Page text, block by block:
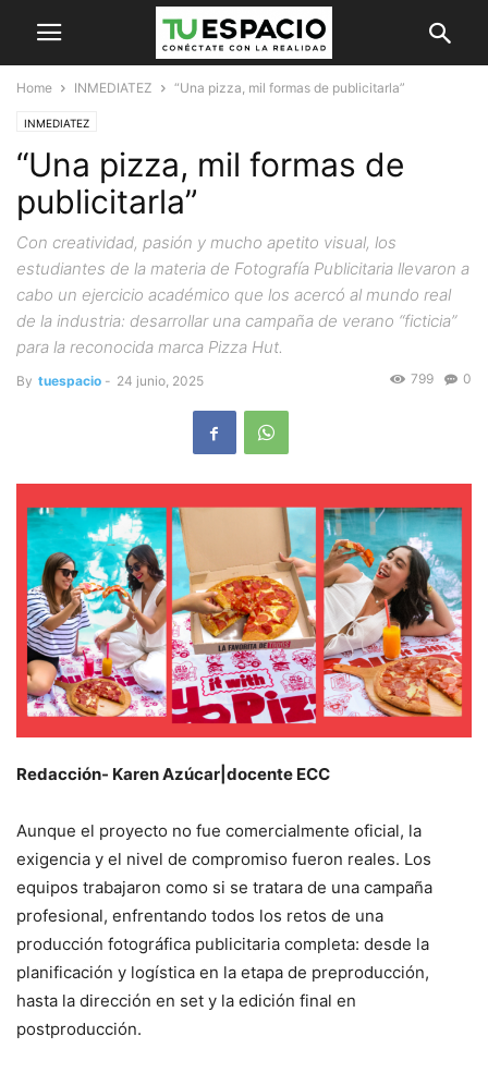
Home INMEDIATEZ “Una pizza, mil formas de publicitarla”
INMEDIATEZ
“Una pizza, mil formas de
publicitarla”
Con creatividad, pasión y mucho apetito visual, los
estudiantes de la materia de Fotografía Publicitaria llevaron a
cabo un ejercicio académico que los acercó al mundo real
de la industria: desarrollar una campaña de verano “ficticia”
para la reconocida marca Pizza Hut.
By tuespacio - 24 junio, 2025 0
799
Redacción- Karen Azúcar|docente ECC
Aunque el proyecto no fue comercialmente oficial, la
exigencia y el nivel de compromiso fueron reales. Los
equipos trabajaron como si se tratara de una campaña
profesional, enfrentando todos los retos de una
producción fotográfica publicitaria completa: desde la
planificación y logística en la etapa de preproducción,
hasta la dirección en set y la edición final en
postproducción.